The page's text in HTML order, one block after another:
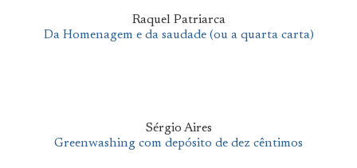
Raquel Patriarca
Da Homenagem e da saudade (ou a quarta carta)
Sérgio Aires
Greenwashing com depósito de dez cêntimos